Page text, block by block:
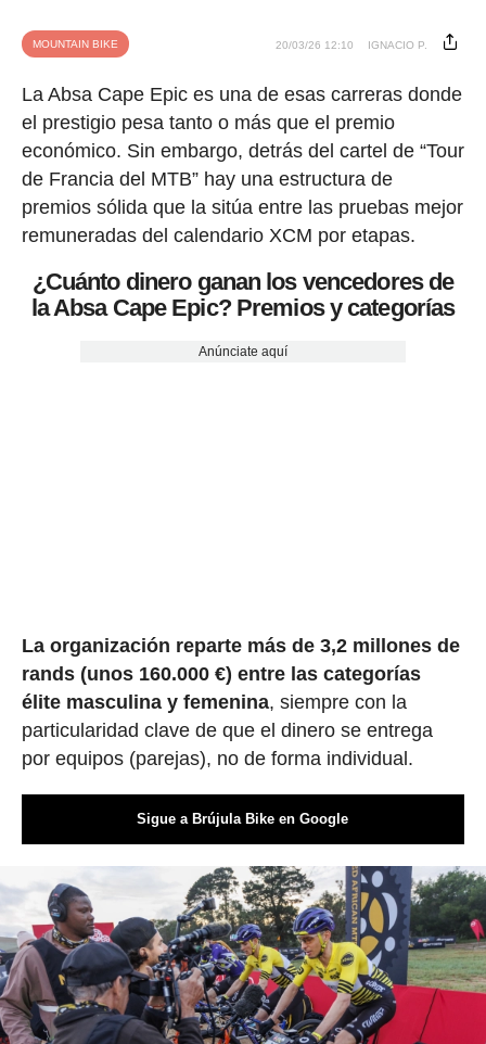
MOUNTAIN BIKE 20/03/26 12:10 IGNACIO P.
La Absa Cape Epic es una de esas carreras donde
el prestigio pesa tanto o más que el premio
económico. Sin embargo, detrás del cartel de “Tour
de Francia del MTB” hay una estructura de
premios sólida que la sitúa entre las pruebas mejor
remuneradas del calendario XCM por etapas.
¿Cuánto dinero ganan los vencedores de
la Absa Cape Epic? Premios y categorías
Anúnciate aquí
La organización reparte más de 3,2 millones de
rands (unos 160.000 €) entre las categorías
élite masculina y femenina, siempre con la
particularidad clave de que el dinero se entrega
por equipos (parejas), no de forma individual.
Sigue a Brújula Bike en Google